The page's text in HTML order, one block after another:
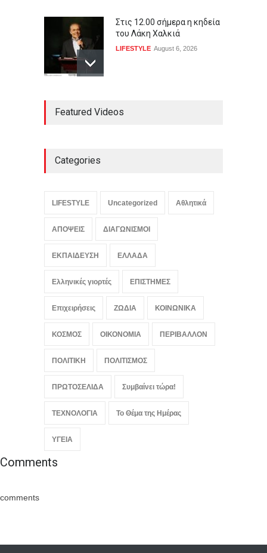
Στις 12.00 σήμερα η κηδεία
του Λάκη Χαλκιά
LIFESTYLE August 6, 2026
Κλιμακώνονται οι πιέσεις
σφοδρές καταιγίδες που
ΚΟΣΜΟΣ,Συμβαίνει τώρα!
Featured Videos
Categories
LIFESTYLE Uncategorized Αθλητικά
ΑΠΟΨΕΙΣ ΔΙΑΓΩΝΙΣΜΟΙ
ΕΚΠΑΙΔΕΥΣΗ ΕΛΛΑΔΑ
Ελληνικές γιορτές ΕΠΙΣΤΗΜΕΣ
Επιχειρήσεις ΖΩΔΙΑ ΚΟΙΝΩΝΙΚΑ
ΚΟΣΜΟΣ ΟΙΚΟΝΟΜΙΑ ΠΕΡΙΒΑΛΛΟΝ
ΠΟΛΙΤΙΚΗ ΠΟΛΙΤΙΣΜΟΣ
ΠΡΩΤΟΣΕΛΙΔΑ Συμβαίνει τώρα!
ΤΕΧΝΟΛΟΓΙΑ Το Θέμα της Ημέρας
ΥΓΕΙΑ
Comments
comments